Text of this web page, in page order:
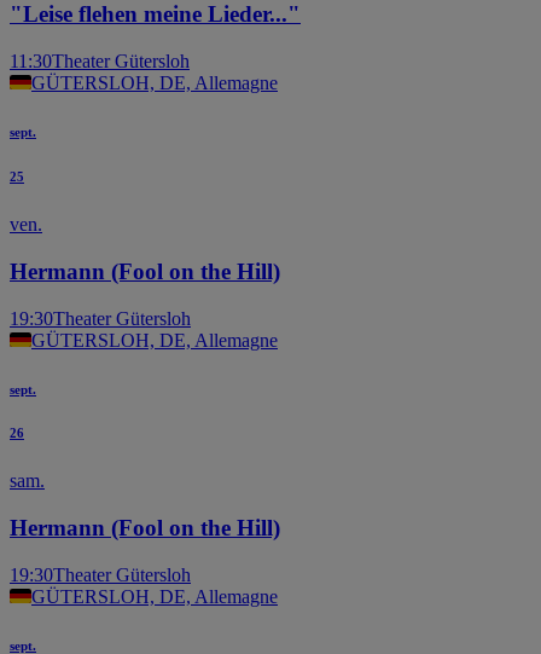
"Leise flehen meine Lieder..."
11:30Theater Gütersloh
GÜTERSLOH, DE, Allemagne
sept.
25
ven.
Hermann (Fool on the Hill)
19:30Theater Gütersloh
GÜTERSLOH, DE, Allemagne
sept.
26
sam.
Hermann (Fool on the Hill)
19:30Theater Gütersloh
GÜTERSLOH, DE, Allemagne
sept.